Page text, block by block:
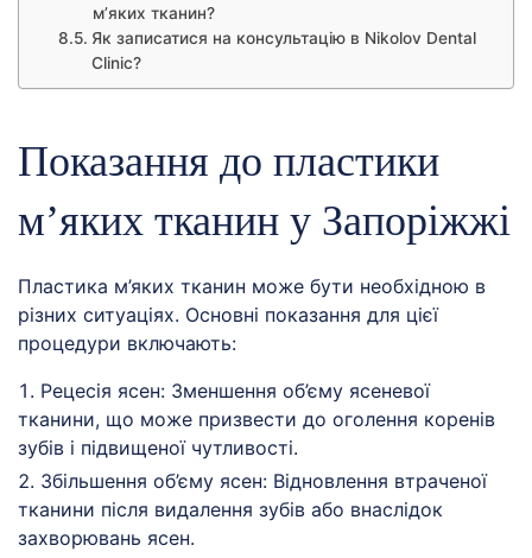
м’яких тканин?
Як записатися на консультацію в Nikolov Dental
Clinic?
Показання до пластики
м’яких тканин у Запоріжжі
Пластика м’яких тканин може бути необхідною в
різних ситуаціях. Основні показання для цієї
процедури включають:
Рецесія ясен: Зменшення об’єму ясеневої
тканини, що може призвести до оголення коренів
зубів і підвищеної чутливості.
Збільшення об’єму ясен: Відновлення втраченої
тканини після видалення зубів або внаслідок
захворювань ясен.